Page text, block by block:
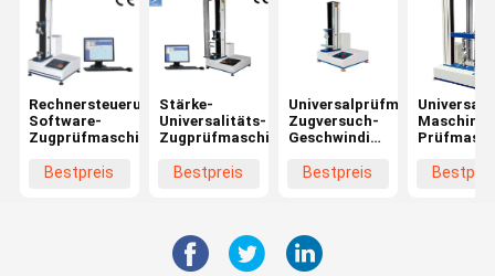
Rechnersteuerungs-
Software-
Zugprüfmaschine
Bestpreis
Stärke-
Universalitäts-
Zugprüfmaschine
Bestpreis
Universalprüfmaschine-
Zugversuch-
Geschwindigkeit
Bestpreis
Maschine
Präzision